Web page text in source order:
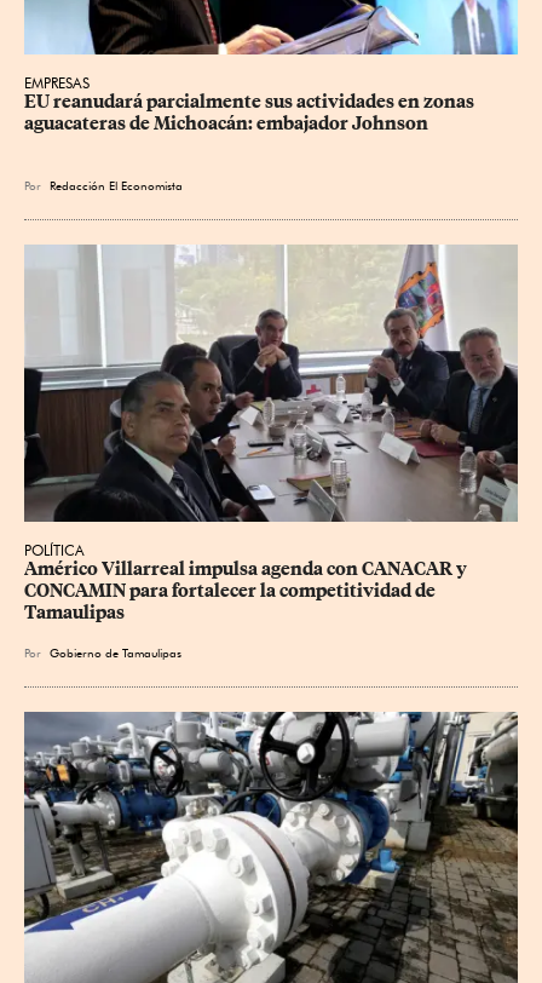
EMPRESAS
EU reanudará parcialmente sus actividades en zonas
aguacateras de Michoacán: embajador Johnson
Por Redacción El Economista
POLÍTICA
Américo Villarreal impulsa agenda con CANACAR y
CONCAMIN para fortalecer la competitividad de
Tamaulipas
Por Gobierno de Tamaulipas